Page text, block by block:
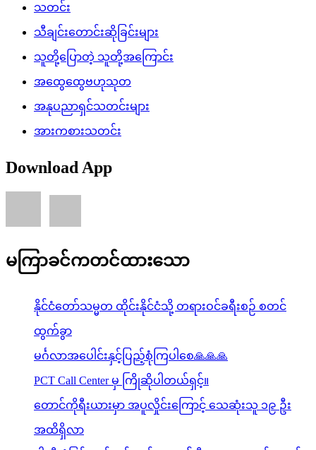
သတင်း
သီချင်းတောင်းဆိုခြင်းများ
သူတို့ပြောတဲ့ သူတို့အကြောင်း
အထွေထွေဗဟုသုတ
အနုပညာရှင်သတင်းများ
အားကစားသတင်း
Download App
မကြာခင်ကတင်ထားသော
နိုင်ငံတော်သမ္မတ ထိုင်းနိုင်ငံသို့ တရားဝင်ခရီးစဉ် စတင်
ထွက်ခွာ
မင်္ဂလာအပေါင်းနှင့်ပြည့်စုံကြပါစေ🙏🙏🙏
PCT Call Center မှ ကြိုဆိုပါတယ်ရှင့်။
တောင်ကိုရီးယားမှာ အပူလှိုင်းကြောင့် သေဆုံးသူ ၁၉ ဦး
အထိရှိလာ